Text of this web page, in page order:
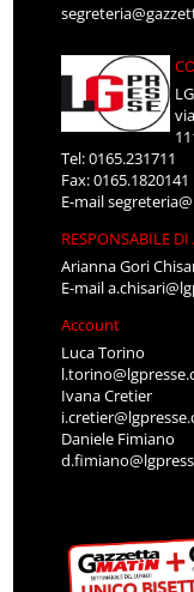
Tel: 0165.231711
Fax: 0165.1820141
E-mail
RESPONSABILE
Arianna Gori
E-mail
Account
Luca Torino
Ivana Cretier
Daniele Fimiano